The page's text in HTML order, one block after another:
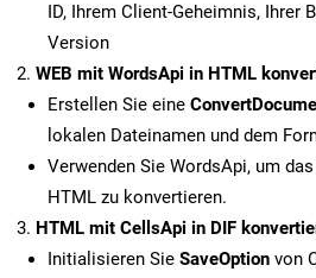
ID, Ihrem Client-Geheimnis, Ihrer
Version
WEB mit WordsApi in HTML
Erstellen Sie eine
lokalen Dateinamen und dem
Verwenden Sie WordsApi, um
HTML zu konvertieren.
HTML mit CellsApi in DIF
Initialisieren Sie SaveOption von